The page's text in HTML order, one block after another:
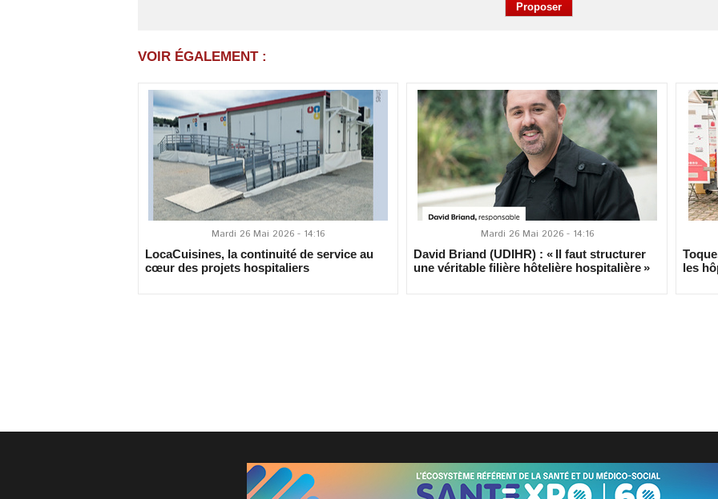
VOIR ÉGALEMENT :
Mardi 26 Mai 2026 - 14:16
LocaCuisines, la continuité de service au
cœur des projets hospitaliers
Mardi 26 Mai 2026 - 14:16
David Briand (UDIHR) : « Il faut structurer
une véritable filière hôtelière hospitalière »
les